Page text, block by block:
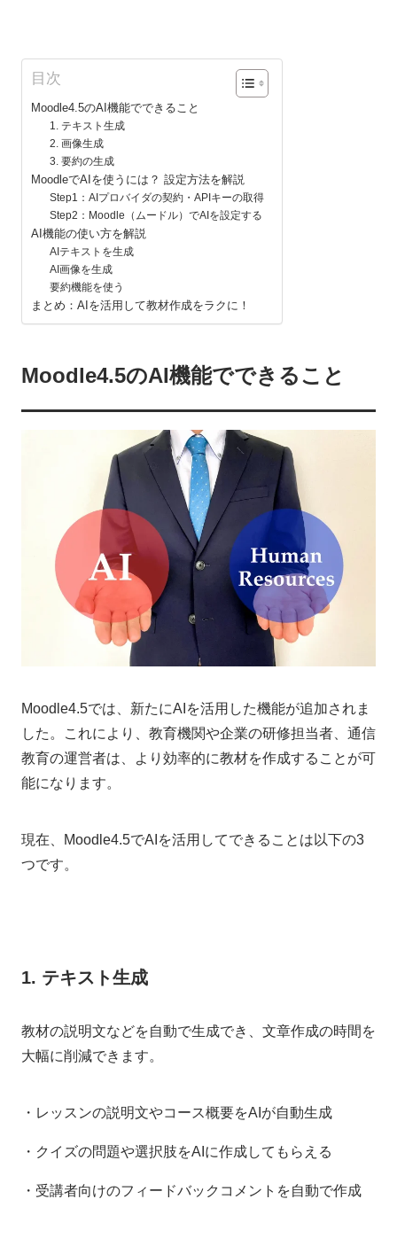
目次
Moodle4.5のAI機能でできること
1. テキスト生成
2. 画像生成
3. 要約の生成
MoodleでAIを使うには？ 設定方法を解説
Step1：AIプロバイダの契約・APIキーの取得
Step2：Moodle（ムードル）でAIを設定する
AI機能の使い方を解説
AIテキストを生成
AI画像を生成
要約機能を使う
まとめ：AIを活用して教材作成をラクに！
Moodle4.5のAI機能でできること
Moodle4.5では、新たにAIを活用した機能が追加されま
した。これにより、教育機関や企業の研修担当者、通信
教育の運営者は、より効率的に教材を作成することが可
能になります。
現在、Moodle4.5でAIを活用してできることは以下の3
つです。
1. テキスト生成
教材の説明文などを自動で生成でき、文章作成の時間を
大幅に削減できます。
・レッスンの説明文やコース概要をAIが自動生成
・クイズの問題や選択肢をAIに作成してもらえる
・受講者向けのフィードバックコメントを自動で作成